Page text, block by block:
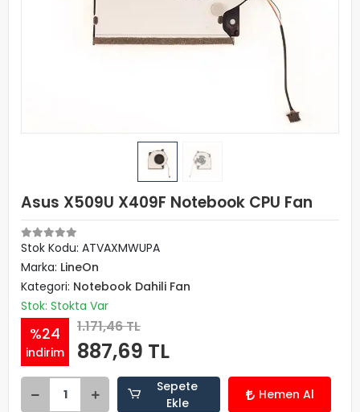
Asus X509U X409F Notebook CPU Fan
Stok Kodu: ATVAXMWUPA
Marka: LineOn
Kategori: Notebook Dahili Fan
Stok: Stokta Var
%24
indirim
1.171,46 TL
887,69 TL
Sepete
Ekle
Hemen Al